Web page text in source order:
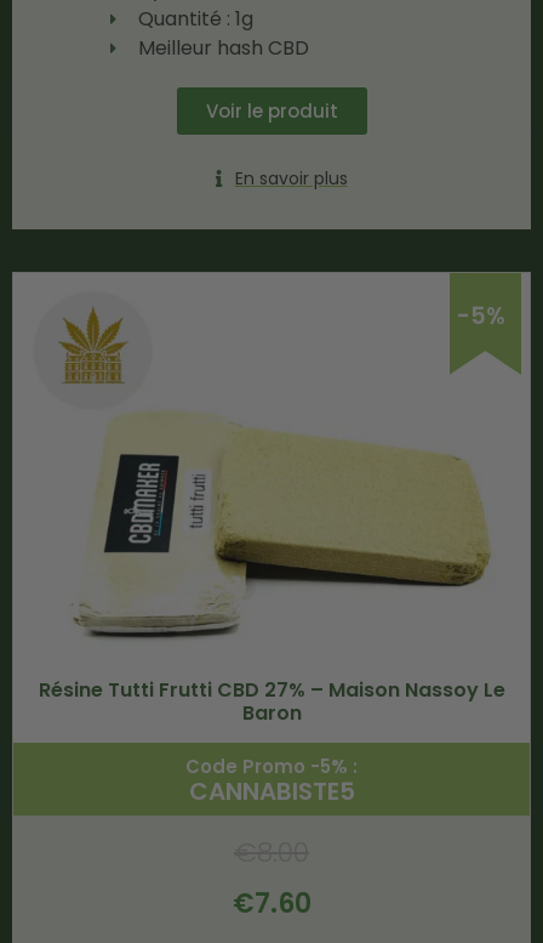
Quantité : 1g
Meilleur hash CBD
Voir le produit
En savoir plus
-5%
Résine Tutti Frutti CBD 27% – Maison Nassoy Le
Baron
Code Promo -5% :
CANNABISTE5
€7.60